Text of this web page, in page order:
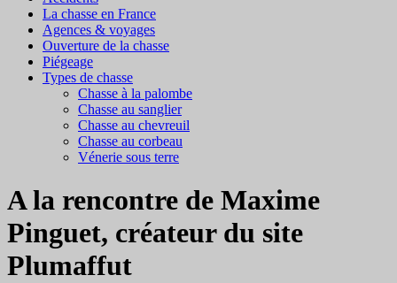
La chasse en France
Agences & voyages
Ouverture de la chasse
Piégeage
Types de chasse
Chasse à la palombe
Chasse au sanglier
Chasse au chevreuil
Chasse au corbeau
Vénerie sous terre
A la rencontre de Maxime
Pinguet, créateur du site
Plumaffut